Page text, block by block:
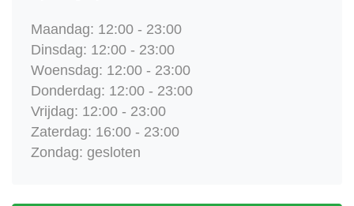
Maandag: 12:00 - 23:00
Dinsdag: 12:00 - 23:00
Woensdag: 12:00 - 23:00
Donderdag: 12:00 - 23:00
Vrijdag: 12:00 - 23:00
Zaterdag: 16:00 - 23:00
Zondag: gesloten